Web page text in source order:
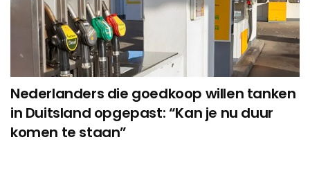
Nederlanders die goedkoop willen tanken
in Duitsland opgepast: “Kan je nu duur
komen te staan”